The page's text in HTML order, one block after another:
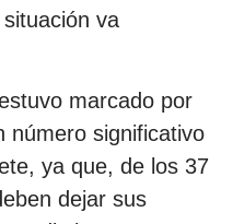
va
marcado por
número significativo
ya que, de los 37
dejar sus